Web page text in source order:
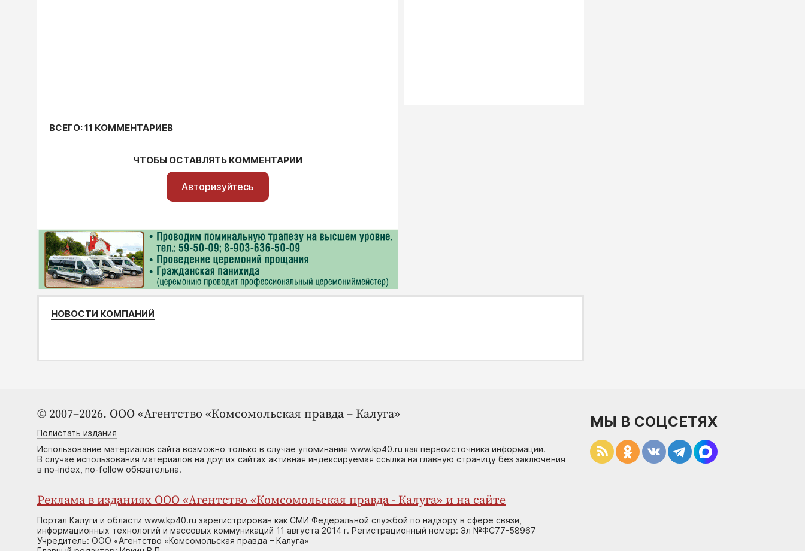
ВСЕГО: 11 КОММЕНТАРИЕВ
ЧТОБЫ ОСТАВЛЯТЬ КОММЕНТАРИИ
Авторизуйтесь
НОВОСТИ КОМПАНИЙ
© 2007–2026. ООО «Агентство «Комсомольская правда – Калуга»
Полистать издания
Использование материалов сайта возможно только в случае упоминания www.kp40.ru как первоисточника информации.
В случае использования материалов на других сайтах активная индексируемая ссылка на главную страницу без заключения
в no-index, no-follow обязательна.
Реклама в изданиях ООО «Агентство «Комсомольская правда - Калуга» и на сайте
Портал Калуги и области www.kp40.ru зарегистрирован как СМИ Федеральной службой по надзору в сфере связи,
информационных технологий и массовых коммуникаций 11 августа 2014 г. Регистрационный номер: Эл №ФС77-58967
Учредитель: ООО «Агентство «Комсомольская правда – Калуга»
МЫ В СОЦСЕТЯХ